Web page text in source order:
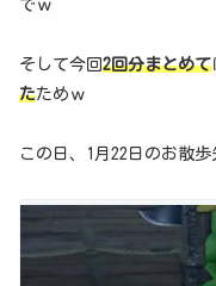
でｗ
そして今回2回分まとめて
たためｗ
この日、1月22日のお散歩